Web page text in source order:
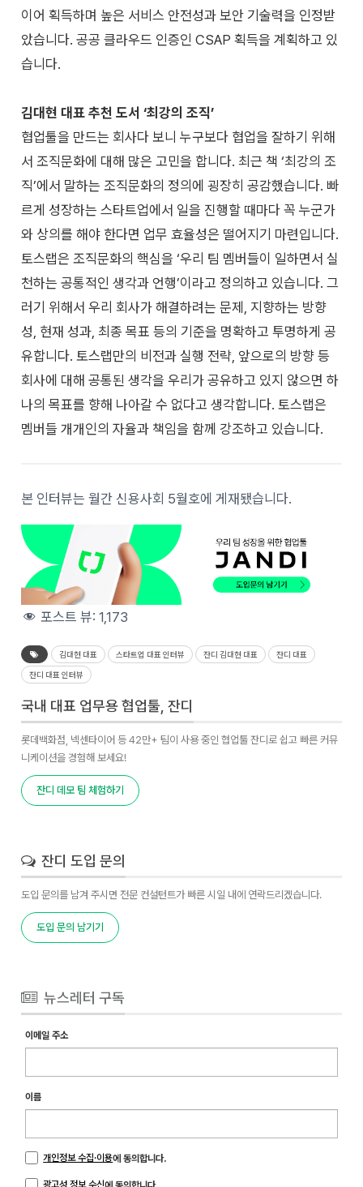
이어 획득하며 높은 서비스 안전성과 보안 기술력을 인정받
았습니다. 공공 클라우드 인증인 CSAP 획득을 계획하고 있
습니다.
김대현 대표 추천 도서 ‘최강의 조직’
협업툴을 만드는 회사다 보니 누구보다 협업을 잘하기 위해
서 조직문화에 대해 많은 고민을 합니다. 최근 책 ‘최강의 조
직’에서 말하는 조직문화의 정의에 굉장히 공감했습니다. 빠
르게 성장하는 스타트업에서 일을 진행할 때마다 꼭 누군가
와 상의를 해야 한다면 업무 효율성은 떨어지기 마련입니다.
토스랩은 조직문화의 핵심을 ‘우리 팀 멤버들이 일하면서 실
천하는 공통적인 생각과 언행’이라고 정의하고 있습니다. 그
러기 위해서 우리 회사가 해결하려는 문제, 지향하는 방향
성, 현재 성과, 최종 목표 등의 기준을 명확하고 투명하게 공
유합니다. 토스랩만의 비전과 실행 전략, 앞으로의 방향 등
회사에 대해 공통된 생각을 우리가 공유하고 있지 않으면 하
나의 목표를 향해 나아갈 수 없다고 생각합니다. 토스랩은
멤버들 개개인의 자율과 책임을 함께 강조하고 있습니다.
본 인터뷰는 월간 신용사회 5월호에 게재됐습니다.
포스트 뷰:1,173
김대현 대표 스타트업 대표 인터뷰 잔디 김대현 대표 잔디 대표
잔디 대표 인터뷰
국내 대표 업무용 협업툴, 잔디
롯데백화점, 넥센타이어 등 42만+ 팀이 사용 중인 협업툴 잔디로 쉽고 빠른 커뮤
니케이션을 경험해 보세요!
잔디 데모 팀 체험하기
잔디 도입 문의
도입 문의를 남겨 주시면 전문 컨설턴트가 빠른 시일 내에 연락드리겠습니다.
도입 문의 남기기
뉴스레터 구독
이메일 주소
이름
개인정보 수집·이용에 동의합니다.
광고성 정보 수신